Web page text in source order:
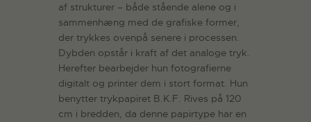
af strukturer – både stående alene og i
sammenhæng med de grafiske former,
der trykkes ovenpå senere i processen.
Dybden opstår i kraft af det analoge tryk.
Herefter bearbejder hun fotografierne
digitalt og printer dem i stort format. Hun
benytter trykpapiret B.K.F. Rives på 120
cm i bredden, da denne papirtype har en